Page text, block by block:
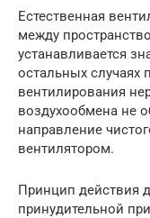
Естественная
между
устанавливается
остальных случаях
вентилирования
воздухообмена не
направление
вентилятором.
Принцип действия
принудительной